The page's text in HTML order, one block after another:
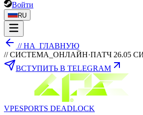
Войти
RU
// НА_ГЛАВНУЮ
// СИСТЕМА_ОНЛАЙН·ПАТЧ 26.05
ВСТУПИТЬ В TELEGRAM
VPESPORTS DEADLOCK